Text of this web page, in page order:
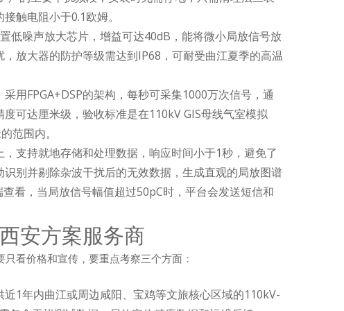
触电阻小于0.1欧姆。
低噪声放大芯片，增益可达40dB，能将微小局放信号放
放大器的防护等级需达到IP68，可耐受曲江夏季的高温
用FPGA+DSP的架构，每秒可采集1000万次信号，通
可达厘米级，验收标准是在110kV GIS母线气室模拟
范围内。
支持就地存储和处理数据，响应时间小于1秒，避免了
别并剔除杂波干扰后的无效数据，生成直观的局放图谱
看，当局放信号幅值超过50pC时，平台会发送短信和
安方案服务商
看价格和宣传，要重点考察三个方面：
近1年内曲江或周边咸阳、宝鸡等文旅核心区域的110kV-